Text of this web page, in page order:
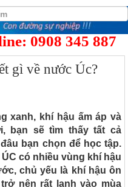
0908 345 887
gì về nước Úc?
xanh, khí hậu ấm áp và
bạn sẽ tìm thấy tất cả
bạn chọn để học tập.
có nhiều vùng khí hậu
chủ yếu là khí hậu ôn
nên rất lạnh vào mùa